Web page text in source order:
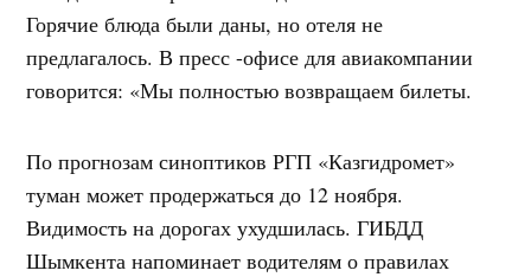
Горячие блюда были даны, но отеля не
предлагалось. В пресс -офисе для авиакомпании
говорится: «Мы полностью возвращаем билеты.
По прогнозам синоптиков РГП «Казгидромет»
туман может продержаться до 12 ноября.
Видимость на дорогах ухудшилась. ГИБДД
Шымкента напоминает водителям о правилах